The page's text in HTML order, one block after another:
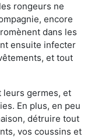
rongeurs ne
encore
dans les
ensuite infecter
et tout
leurs germes, et
En plus, en peu
détruire tout
vos coussins et